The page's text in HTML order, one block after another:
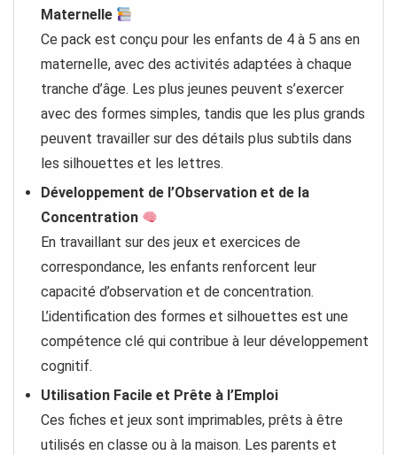
Maternelle
Ce pack est conçu pour les enfants de 4 à 5 ans en
maternelle, avec des activités adaptées à chaque
tranche d’âge. Les plus jeunes peuvent s’exercer
avec des formes simples, tandis que les plus grands
peuvent travailler sur des détails plus subtils dans
les silhouettes et les lettres.
Développement de l’Observation et de la
Concentration
En travaillant sur des jeux et exercices de
correspondance, les enfants renforcent leur
capacité d’observation et de concentration.
L’identification des formes et silhouettes est une
compétence clé qui contribue à leur développement
cognitif.
Utilisation Facile et Prête à l’Emploi
Ces fiches et jeux sont imprimables, prêts à être
utilisés en classe ou à la maison. Les parents et